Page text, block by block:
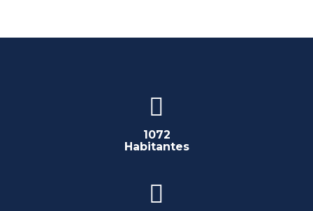
1072
Habitantes